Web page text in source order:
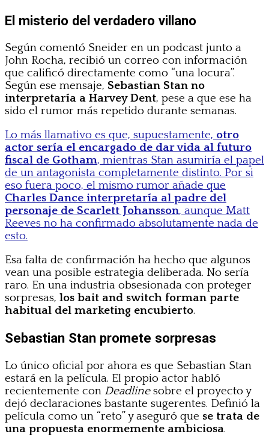
El misterio del verdadero villano
Según comentó Sneider en un podcast junto a
John Rocha, recibió un correo con información
que calificó directamente como “una locura”.
Según ese mensaje, Sebastian Stan no
interpretaría a Harvey Dent, pese a que ese ha
sido el rumor más repetido durante semanas.
Lo más llamativo es que, supuestamente, otro
actor sería el encargado de dar vida al futuro
fiscal de Gotham, mientras Stan asumiría el papel
de un antagonista completamente distinto. Por si
eso fuera poco, el mismo rumor añade que
Charles Dance interpretaría al padre del
personaje de Scarlett Johansson, aunque Matt
Reeves no ha confirmado absolutamente nada de
esto.
Esa falta de confirmación ha hecho que algunos
vean una posible estrategia deliberada. No sería
raro. En una industria obsesionada con proteger
sorpresas, los bait and switch forman parte
habitual del marketing encubierto.
Sebastian Stan promete sorpresas
Lo único oficial por ahora es que Sebastian Stan
estará en la película. El propio actor habló
recientemente con Deadlinesobre el proyecto y
dejó declaraciones bastante sugerentes. Definió la
película como un “reto” y aseguró que se trata de
una propuesta enormemente ambiciosa.